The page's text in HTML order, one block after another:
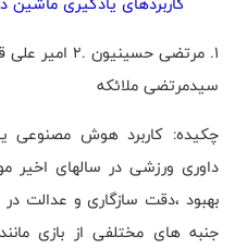
سیدمرتضی ملائکه
چکیده: کاربرد هوش مصنوعی
داوری ورزشی در سالهای اخیر
بهبود ،دقت سازگاری و عدالت در
جنبه های مختلفی از بازی